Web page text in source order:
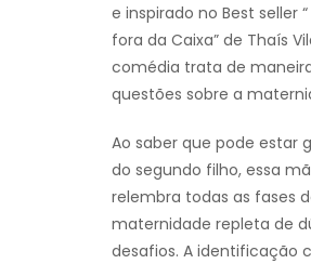
e inspirado no Best seller
fora da Caixa” de Thaís
comédia trata de
questões sobre a
Ao saber que pode estar
do segundo filho, essa
relembra todas as fases
maternidade repleta de
desafios. A identificação